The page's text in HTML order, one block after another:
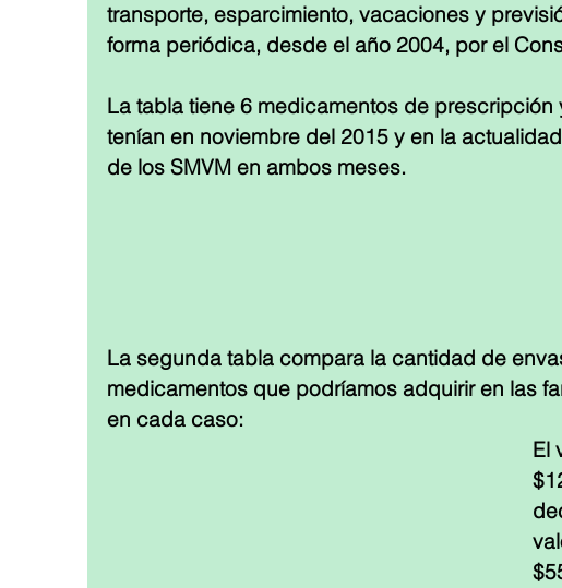
transporte, esparcimiento, vacaciones y
forma periódica, desde el año 2004, por el
La tabla tiene 6 medicamentos de
tenían en noviembre del 2015 y en la
de los SMVM en ambos meses.
La segunda tabla compara la cantidad de
medicamentos que podríamos adquirir en las
en cada caso:
El